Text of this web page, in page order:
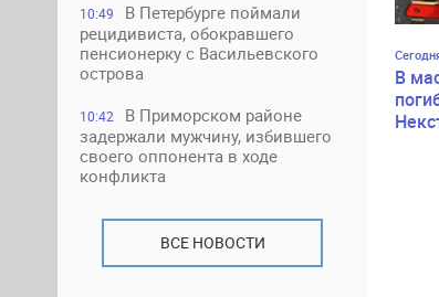
10:49
В Петербурге поймали
рецидивиста, обокравшего
пенсионерку с Васильевского
острова
10:42
В Приморском районе
задержали мужчину, избившего
своего оппонента в ходе
конфликта
ВСЕ НОВОСТИ
В